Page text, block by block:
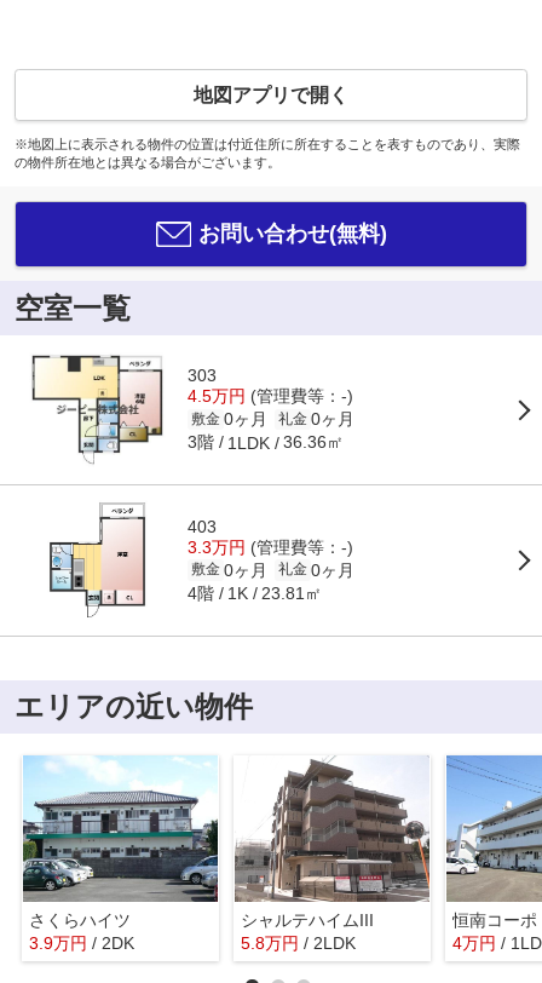
地図アプリで開く
※地図上に表示される物件の位置は付近住所に所在することを表すものであり、実際
の物件所在地とは異なる場合がございます。
お問い合わせ(無料)
空室一覧
303
4.5万円 (管理費等：-)
敷金 0ヶ月 礼金 0ヶ月
3階 1LDK 36.36㎡
403
3.3万円 (管理費等：-)
敷金 0ヶ月 礼金 0ヶ月
4階 1K 23.81㎡
エリアの近い物件
さくらハイツ
3.9万円 / 2DK
シャルテハイムIII
5.8万円 / 2LDK
恒南コーポ
4万円 /